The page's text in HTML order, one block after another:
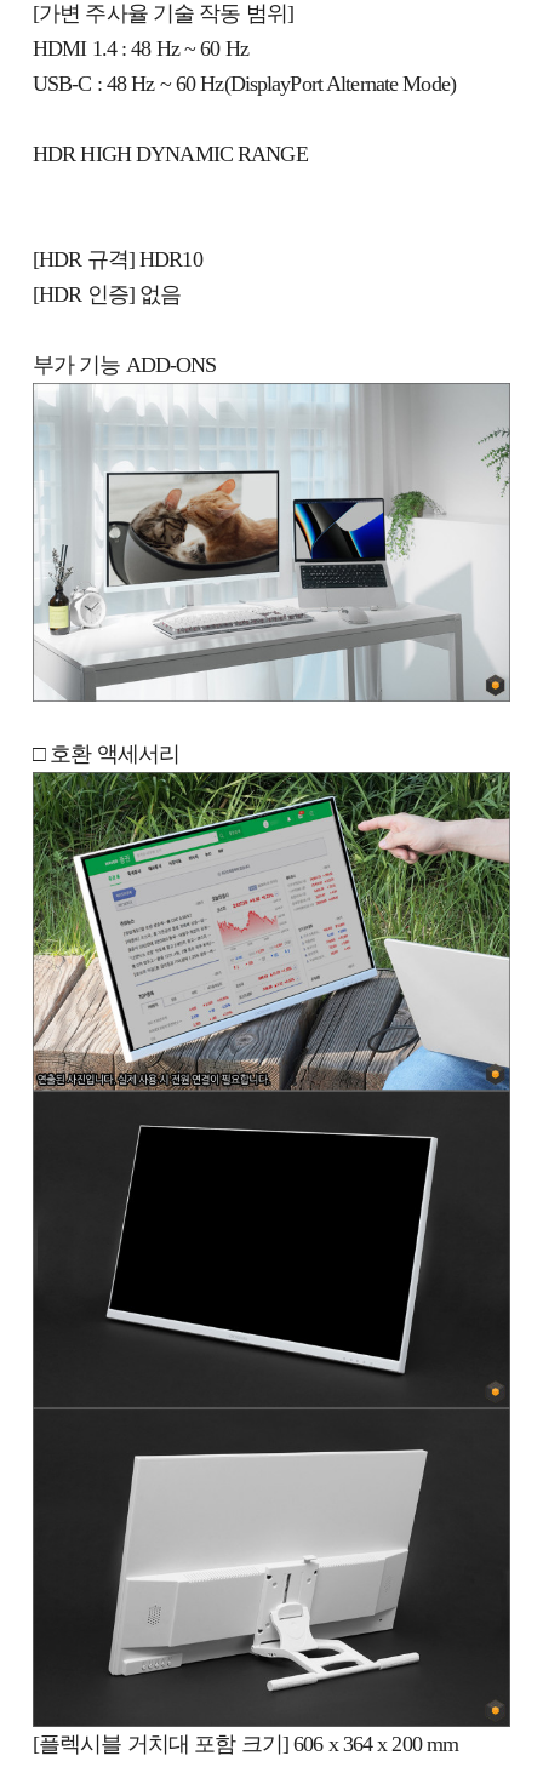
[가변 주사율 기술 작동 범위]
HDMI 1.4 : 48 Hz ~ 60 Hz
USB-C : 48 Hz ~ 60 Hz(DisplayPort Alternate Mode)
HDR HIGH DYNAMIC RANGE
[HDR 규격] HDR10
[HDR 인증] 없음
부가 기능 ADD-ONS
□ 호환 액세서리
[플렉시블 거치대 포함 크기] 606 x 364 x 200 mm